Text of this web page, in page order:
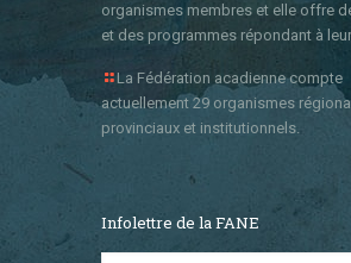
organismes membres et elle offre
et des programmes répondant à
La Fédération acadienne compte
actuellement 29 organismes
provinciaux et institutionnels.
Infolettre de la FANE